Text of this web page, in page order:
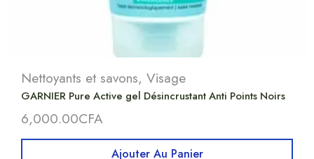
Nettoyants et savons, Visage
GARNIER Pure Active gel Désincrustant Anti Points Noirs
6,000.00CFA
Ajouter Au Panier